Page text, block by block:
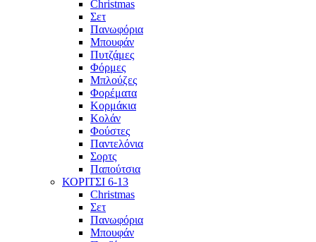
Christmas
Σετ
Πανωφόρια
Μπουφάν
Πυτζάμες
Φόρμες
Μπλούζες
Φορέματα
Κορμάκια
Κολάν
Φούστες
Παντελόνια
Σορτς
Παπούτσια
ΚΟΡΙΤΣΙ 6-13
Christmas
Σετ
Πανωφόρια
Μπουφάν